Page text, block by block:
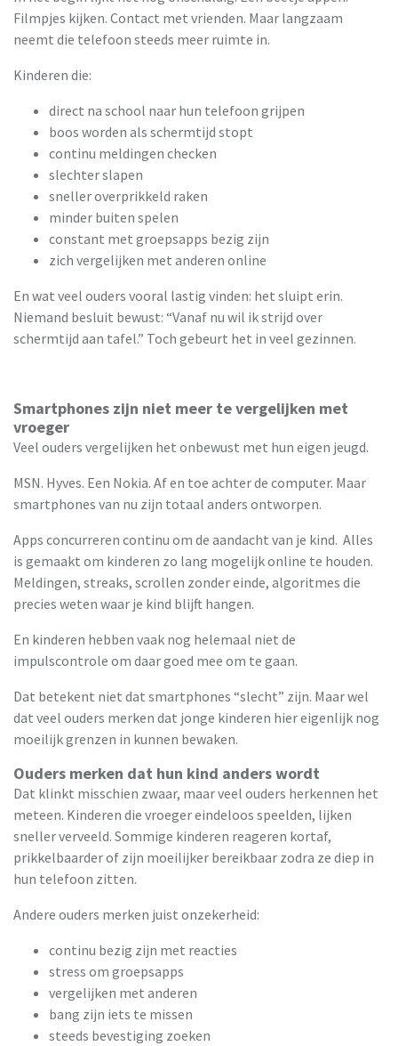
Filmpjes kijken. Contact met vrienden. Maar langzaam
neemt die telefoon steeds meer ruimte in.
Kinderen die:
direct na school naar hun telefoon grijpen
boos worden als schermtijd stopt
continu meldingen checken
slechter slapen
sneller overprikkeld raken
minder buiten spelen
constant met groepsapps bezig zijn
zich vergelijken met anderen online
En wat veel ouders vooral lastig vinden: het sluipt erin.
Niemand besluit bewust: “Vanaf nu wil ik strijd over
schermtijd aan tafel.” Toch gebeurt het in veel gezinnen.
Smartphones zijn niet meer te vergelijken met
vroeger
Veel ouders vergelijken het onbewust met hun eigen jeugd.
MSN. Hyves. Een Nokia. Af en toe achter de computer. Maar
smartphones van nu zijn totaal anders ontworpen.
Apps concurreren continu om de aandacht van je kind. Alles
is gemaakt om kinderen zo lang mogelijk online te houden.
Meldingen, streaks, scrollen zonder einde, algoritmes die
precies weten waar je kind blijft hangen.
En kinderen hebben vaak nog helemaal niet de
impulscontrole om daar goed mee om te gaan.
Dat betekent niet dat smartphones “slecht” zijn. Maar wel
dat veel ouders merken dat jonge kinderen hier eigenlijk nog
moeilijk grenzen in kunnen bewaken.
Ouders merken dat hun kind anders wordt
Dat klinkt misschien zwaar, maar veel ouders herkennen het
meteen. Kinderen die vroeger eindeloos speelden, lijken
sneller verveeld. Sommige kinderen reageren kortaf,
prikkelbaarder of zijn moeilijker bereikbaar zodra ze diep in
hun telefoon zitten.
Andere ouders merken juist onzekerheid:
continu bezig zijn met reacties
stress om groepsapps
vergelijken met anderen
bang zijn iets te missen
steeds bevestiging zoeken